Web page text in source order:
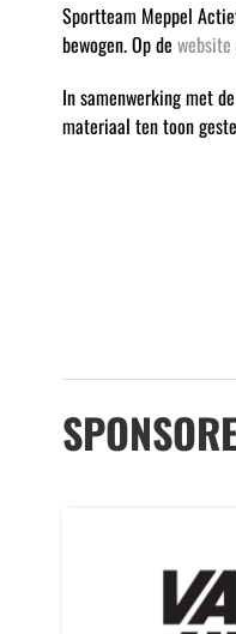
Sportteam Meppel
bewogen. Op de website
In samenwerking met
materiaal ten toon